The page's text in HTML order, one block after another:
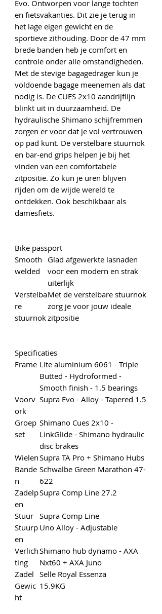
Evo. Ontworpen voor lange tochten
en fietsvakanties. Dit zie je terug in
het lage eigen gewicht en de
sportieve zithouding. Door de 47 mm
brede banden heb je comfort en
controle onder alle omstandigheden.
Met de stevige bagagedrager kun je
voldoende bagage meenemen als dat
nodig is. De CUES 2x10 aandrijflijn
blinkt uit in duurzaamheid. De
hydraulische Shimano schijfremmen
zorgen er voor dat je vol vertrouwen
op pad kunt. De verstelbare stuurnok
en bar-end grips helpen je bij het
vinden van een comfortabele
zitpositie. Zo kun je uren blijven
rijden om de wijde wereld te
ontdekken. Ook beschikbaar als
damesfiets.
Bike passport
Smooth
welded
Glad afgewerkte lasnaden
voor een modern en strak
uiterlijk
Verstelba
re
stuurnok
Met de verstelbare stuurnok
zorg je voor jouw ideale
zitpositie
Specificaties
Frame Lite aluminium 6061 - Triple
Butted - Hydroformed -
Smooth finish - 1.5 bearings
Voorv
ork
Supra Evo - Alloy - Tapered 1.5
Groep
set
Shimano Cues 2x10 -
LinkGlide - Shimano hydraulic
disc brakes
WielenSupra TA Pro + Shimano Hubs
Bande
n
Schwalbe Green Marathon 47-
622
Zadelp
en
Supra Comp Line 27.2
Stuur Supra Comp Line
Stuurp
en
Uno Alloy - Adjustable
Verlich
ting
Shimano hub dynamo - AXA
Nxt60 + AXA Juno
Zadel Selle Royal Essenza
Gewic
ht
15.9KG